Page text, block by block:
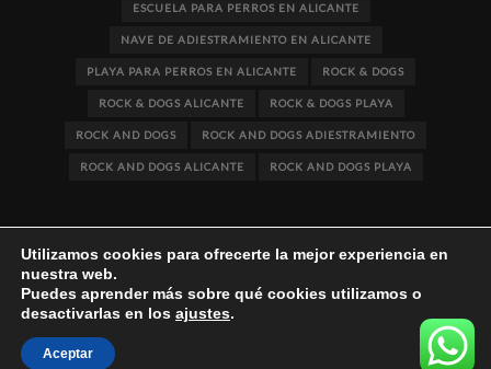
ESCUELA PARA PERROS EN ALICANTE
NAVE DE ADIESTRAMIENTO EN ALICANTE
PLAYA PARA PERROS EN ALICANTE ROCK & DOGS
ROCK & DOGS ALICANTE ROCK & DOGS PLAYA
ROCK AND DOGS ROCK AND DOGS ADIESTRAMIENTO
ROCK AND DOGS ALICANTE ROCK AND DOGS PLAYA
Rife
Utilizamos cookies para ofrecerte la mejor experiencia en
nuestra web.
Puedes aprender más sobre qué cookies utilizamos o
desactivarlas en los ajustes.
Aceptar